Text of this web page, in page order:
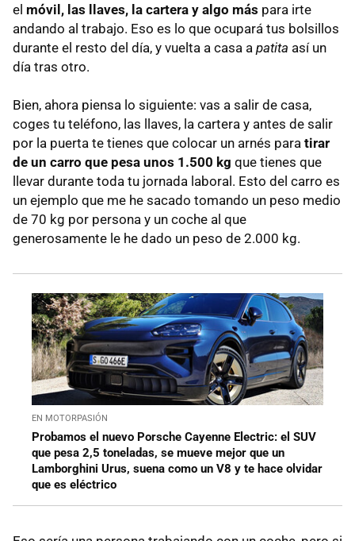
el móvil, las llaves, la cartera y algo más para irte
andando al trabajo. Eso es lo que ocupará tus bolsillos
durante el resto del día, y vuelta a casa a patita así un
día tras otro.
Bien, ahora piensa lo siguiente: vas a salir de casa,
coges tu teléfono, las llaves, la cartera y antes de salir
por la puerta te tienes que colocar un arnés para tirar
de un carro que pesa unos 1.500 kg que tienes que
llevar durante toda tu jornada laboral. Esto del carro es
un ejemplo que me he sacado tomando un peso medio
de 70 kg por persona y un coche al que
generosamente le he dado un peso de 2.000 kg.
EN MOTORPASIÓN
Probamos el nuevo Porsche Cayenne Electric: el SUV
que pesa 2,5 toneladas, se mueve mejor que un
Lamborghini Urus, suena como un V8 y te hace olvidar
que es eléctrico